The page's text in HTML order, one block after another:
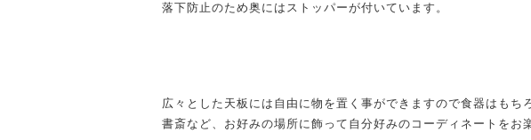
落下防止のため奥にはストッパーが付いています。
広々とした天板には自由に物を置く事ができますので食器はも
書斎など、お好みの場所に飾って自分好みのコーディネートをお